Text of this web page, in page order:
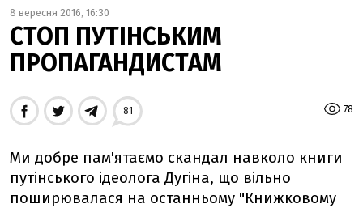
8 вересня 2016, 16:30
СТОП ПУТІНСЬКИМ
ПРОПАГАНДИСТАМ
78
81
Ми добре пам'ятаємо скандал навколо книги
путінського ідеолога Дугіна, що вільно
поширювалася на останньому "Книжковому